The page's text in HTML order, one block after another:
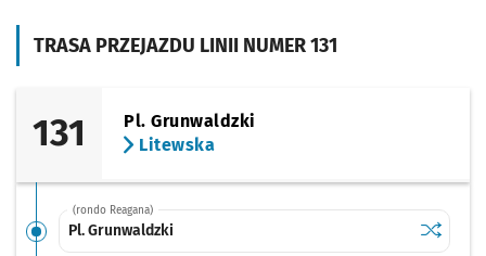
TRASA PRZEJAZDU LINII NUMER 131
131
Pl. Grunwaldzki
Litewska
(rondo Reagana)
Pl. Grunwaldzki Sprawdź
Pl.